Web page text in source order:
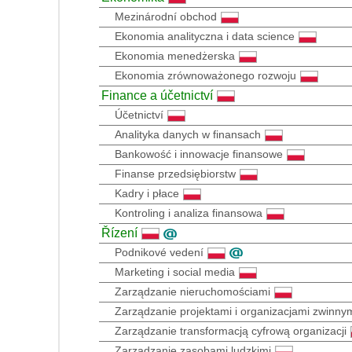
Mezinárodní obchod
Ekonomia analityczna i data science
Ekonomia menedżerska
Ekonomia zrównoważonego rozwoju
Finance a účetnictví
Účetnictví
Analityka danych w finansach
Bankowość i innowacje finansowe
Finanse przedsiębiorstw
Kadry i płace
Kontroling i analiza finansowa
Řízení
Podnikové vedení
Marketing i social media
Zarządzanie nieruchomościami
Zarządzanie projektami i organizacjami
Zarządzanie transformacją cyfrową organizacji